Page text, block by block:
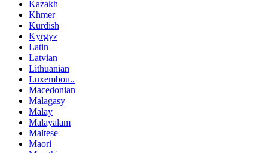
Kazakh
Khmer
Kurdish
Kyrgyz
Latin
Latvian
Lithuanian
Luxembou..
Macedonian
Malagasy
Malay
Malayalam
Maltese
Maori